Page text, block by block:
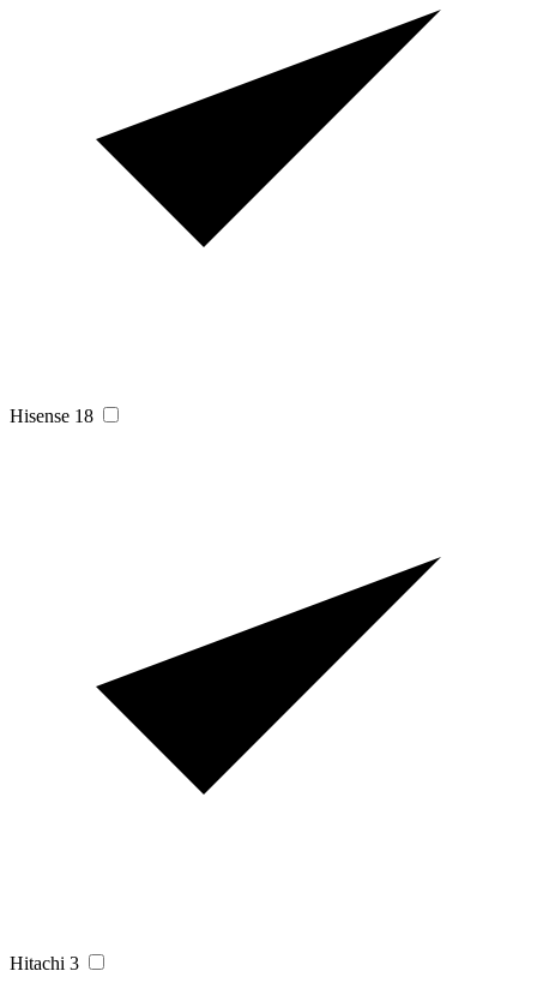
Hisense 18
Hitachi 3